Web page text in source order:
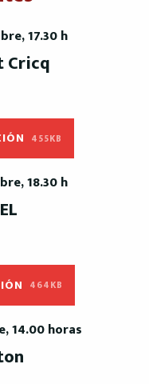
17.30 h
Cricq
455KB
18.30 h
464KB
14.00 horas